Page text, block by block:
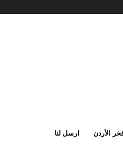
الأردن ارسل لنا